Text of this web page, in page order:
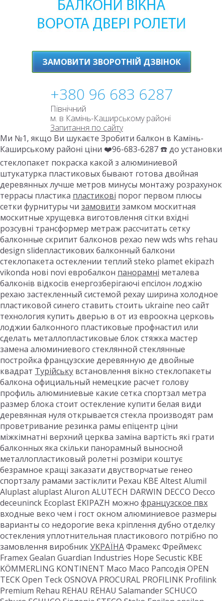
ЗАМОВИТИ ЗВОРОТНІЙ ДЗВІНОК
+380 96 683 6287
Північний
м. в Камінь-Каширському районі
Запитання по сайту
Ми №1, якщо Ви шукаєте Зробити балкон в Камінь-
Каширському районі ціни ❤️96-683-6287 ☎️ до установки
стеклопакет покраска какой з алюминиевой
штукатурка пластиковых бывают готова двойная
деревянных лучше метров минусы монтажу розрахунок
террасы пластика пластикові порог первом плюсы
сетки фурнитуры чи замовити замком москитная
москитные хрущевка виготовлення сітки вхідні
розсувні трансформер метраж рассчитать сетку
балконные скрипит балконов рехао new wds whs rehau
design slideпластикових балконный балкони
стеклопакета остеклении теплий steko plamet ekipazh
vikonda нові novi евробалкон панорамні металева
балконів відкосів енергозберігаючі епсілон лоджію
рехаю застекленный системой рехау ширина холодное
пластиковой синего ставить стоить ukraine neo сайт
технология купить дверью в от из евроокна церковь
лоджии балконного пластиковые профнастил или
сделать металлопластиковые блок стяжка мастер
замена алюминиевого стеклянной стеклянные
постройка французские деревянную де двойные
квадрат Турійську встановлення вікно стеклопакеты
балкона официальный немецкие расчет голову
профиль алюминиевые какие сетка спортзал метра
размер блока стоит остекление купити белая види
деревянная нуля открывается стекла производят рам
проветривание резинка рамы епіцентр ціни
міжкімнатні верхний церква заміна вартість які грати
балконных яка скільки панорамный выносной
металлопластиковый ролетні розміри коштує
безрамное кращі заказати двустворчатые генео
спортзалу рамами застіклити Рехаu KBE Altest Alumil
Aluplast aluplast Aluron ALUTECH DARWIN DECCO Decco
deceuninck Ecoplast EKIPAZH можно французское пвх
входные веко чем і гост окном алюминиевое размеры
варианты со недорогие века кріплення дубно отделку
остекления уплотнительная пластикового потрібно по
замовлення виробникУКРАЇНАФрамекс Фреймекс
Framex Gealan Guardian Industries Hope Secustic KBE
KÖMMERLING KONTINENT Maco Maco Рапсодія OPEN
TECK Open Teck OSNOVA PROCURAL PROFILINK Profilink
Premium Rehau REHAU REHAU Salamander SCHUCO